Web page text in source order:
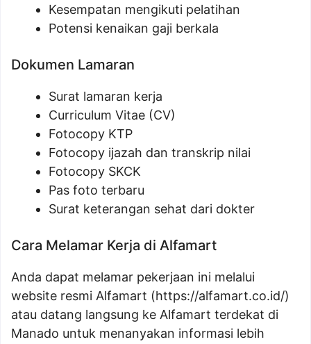
Kesempatan mengikuti pelatihan
Potensi kenaikan gaji berkala
Dokumen Lamaran
Surat lamaran kerja
Curriculum Vitae (CV)
Fotocopy KTP
Fotocopy ijazah dan transkrip nilai
Fotocopy SKCK
Pas foto terbaru
Surat keterangan sehat dari dokter
Cara Melamar Kerja di Alfamart
Anda dapat melamar pekerjaan ini melalui
website resmi Alfamart (https://alfamart.co.id/)
atau datang langsung ke Alfamart terdekat di
Manado untuk menanyakan informasi lebih